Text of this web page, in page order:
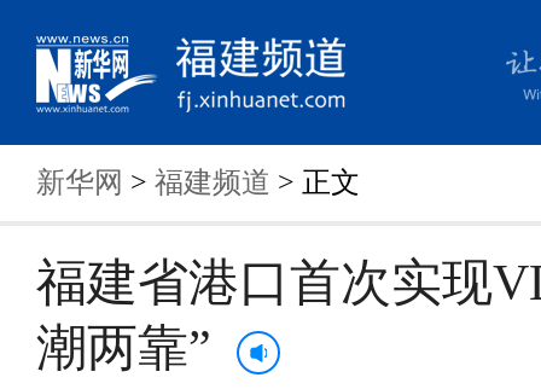
新华网 > 福建频道 > 正文
福建省港口首次实现
潮两靠”